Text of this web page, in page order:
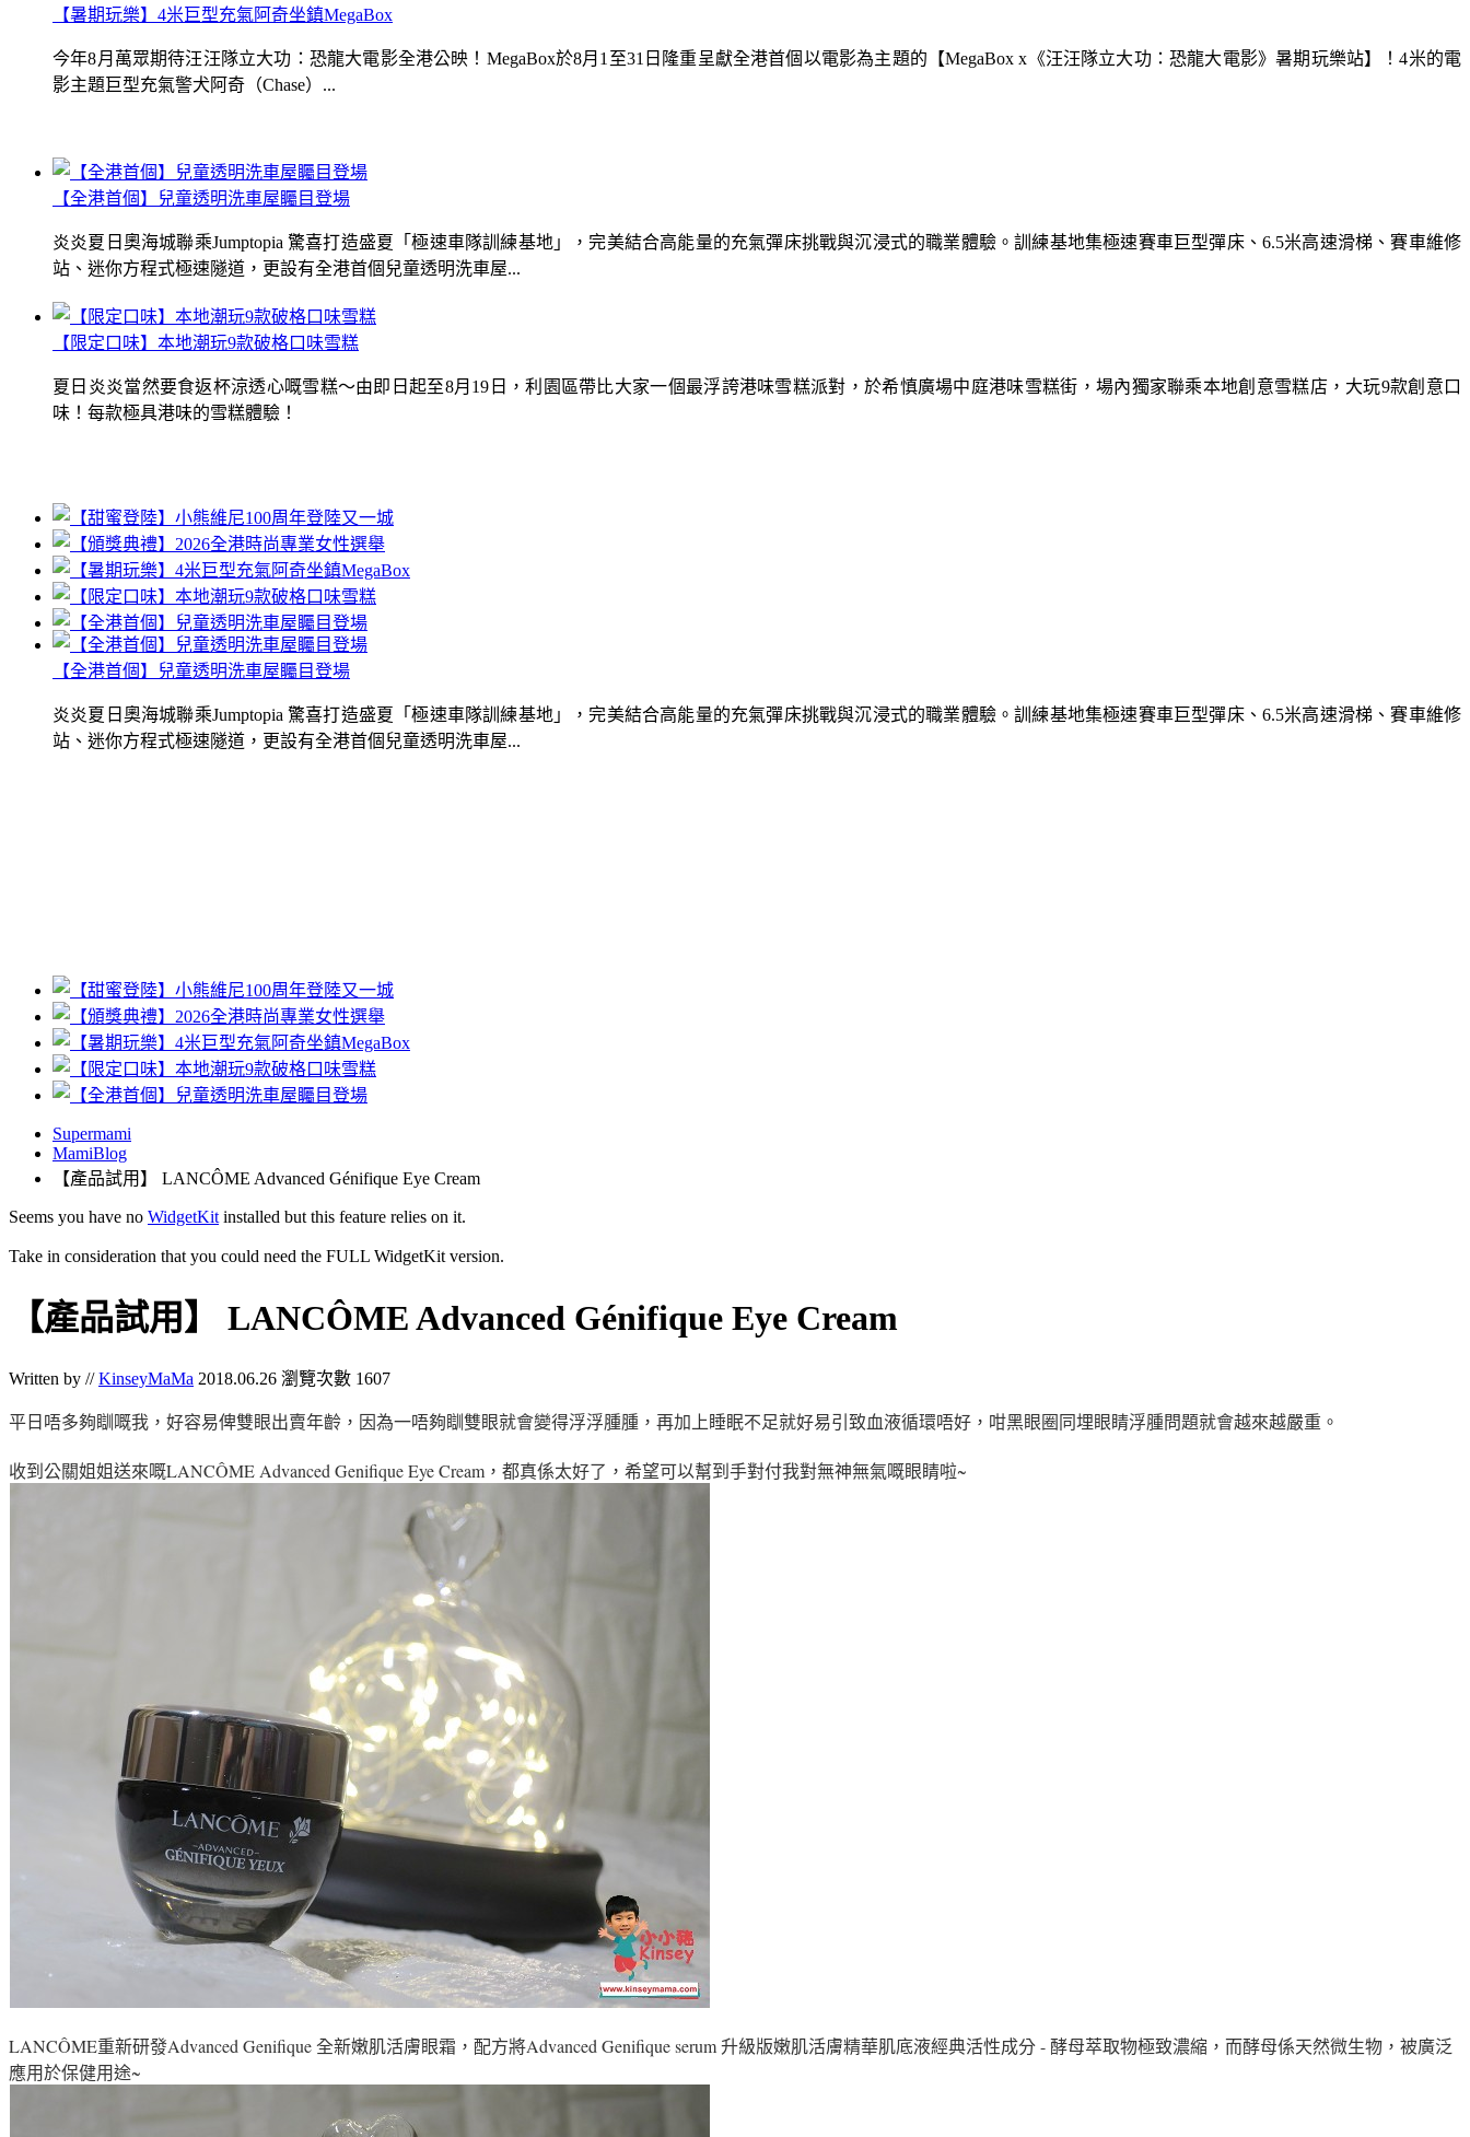
【全港首個】兒童透明洗車屋矚目登場
炎炎夏日奧海城聯乘Jumptopia 驚喜打造盛夏「極速車隊訓練基地」，完美結合高能量的充氣彈床挑戰與沉浸式的職業體驗。訓練基地集極速賽車巨型彈床、6.5米高速滑梯、賽車維修
站、迷你方程式極速隧道，更設有全港首個兒童透明洗車屋...
【暑期玩樂】4米巨型充氣阿奇坐鎮MegaBox
今年8月萬眾期待汪汪隊立大功：恐龍大電影全港公映！MegaBox於8月1至31日隆重呈獻全港首個以電影為主題的【MegaBox x《汪汪隊立大功：恐龍大電影》暑期玩樂站】！4米的電
影主題巨型充氣警犬阿奇（Chase）...
【限定口味】本地潮玩9款破格口味雪糕
夏日炎炎當然要食返杯涼透心嘅雪糕～由即日起至8月19日，利園區帶比大家一個最浮誇港味雪糕派對，於希慎廣場中庭港味雪糕街，場內獨家聯乘本地創意雪糕店，大玩9款創意口
味！每款極具港味的雪糕體驗！
【全港首個】兒童透明洗車屋矚目登場
炎炎夏日奧海城聯乘Jumptopia 驚喜打造盛夏「極速車隊訓練基地」，完美結合高能量的充氣彈床挑戰與沉浸式的職業體驗。訓練基地集極速賽車巨型彈床、6.5米高速滑梯、賽車維修
站、迷你方程式極速隧道，更設有全港首個兒童透明洗車屋...
Supermami
MamiBlog
【產品試用】 LANCÔME Advanced Génifique Eye Cream
Seems you have no WidgetKit installed but this feature relies on it.
Take in consideration that you could need the FULL WidgetKit version.
【產品試用】 LANCÔME Advanced Génifique Eye Cream
Written by //KinseyMaMa 2018.06.26 瀏覽次數 1607
平日唔多夠瞓嘅我 ，好容易俾雙眼出賣年齡，因為一唔夠瞓雙眼就會變得浮浮腫腫，再加上睡眠不足就好易引致血液循環唔好，咁黑眼圈同埋眼睛浮腫問題就會越來越嚴重 。
收到公關姐姐送來嘅LANCÔME Advanced Genifique Eye Cream ，都真係太好了 ，希望可以幫到手對付我對無神無氣嘅眼睛啦~
LANCÔME重新研發Advanced Genifique 全新嫩肌活膚眼霜 ， 配方將Advanced Genifique serum 升級版嫩肌活膚精華肌底液經典活性成分 - 酵母萃取物極致濃縮 ， 而酵母係天然微生物 ， 被廣泛
應用於保健用途~